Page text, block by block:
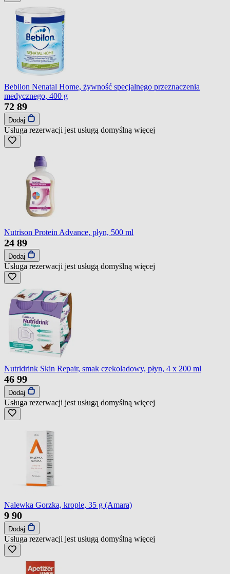
Bebilon Nenatal Home, żywność specjalnego przeznaczenia
medycznego, 400 g
72 89
Dodaj
Usługa rezerwacji jest usługą domyślną więcej
Nutrison Protein Advance, płyn, 500 ml
24 89
Dodaj
Usługa rezerwacji jest usługą domyślną więcej
Nutridrink Skin Repair, smak czekoladowy, płyn, 4 x 200 ml
46 99
Dodaj
Usługa rezerwacji jest usługą domyślną więcej
Nalewka Gorzka, krople, 35 g (Amara)
9 90
Dodaj
Usługa rezerwacji jest usługą domyślną więcej